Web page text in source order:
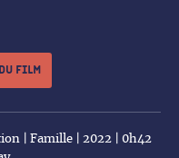
film
| Famille | 2022 | 0h42